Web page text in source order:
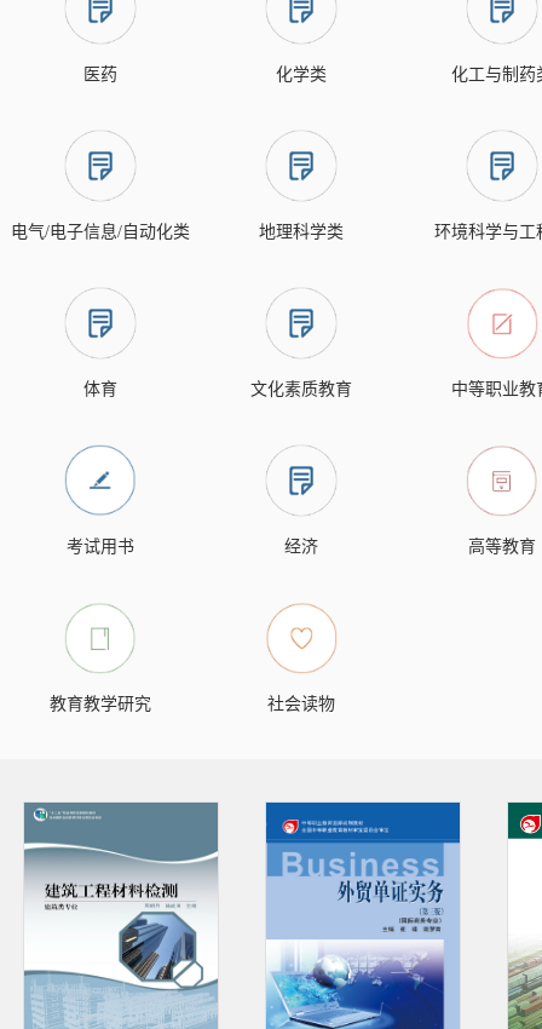
医药 化学类 化工与制药
电气/电子信息/自动化类 地理科学类 环境科学与工
体育 文化素质教育 中等职业教
考试用书 经济 高等教育
教育教学研究 社会读物